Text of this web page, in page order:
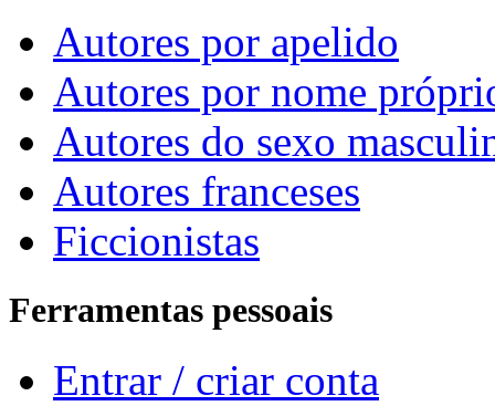
Autores por apelido
Autores por nome
Autores do sexo
Autores franceses
Ficcionistas
Ferramentas pessoais
Entrar / criar conta